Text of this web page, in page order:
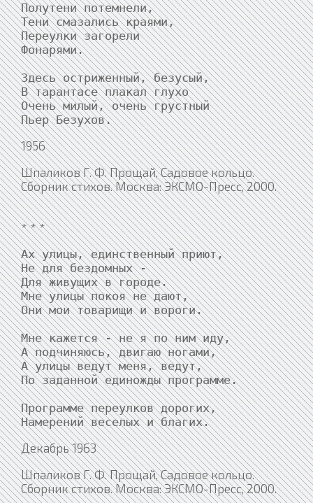
Полутени потемнели,
Тени смазались краями,
Переулки загорели
Фонарями.
Здесь остриженный, безусый,
В тарантасе плакал глухо
Очень милый, очень грустный
Пьер Безухов.
1956
Шпаликов Г. Ф. Прощай, Садовое кольцо.
Сборник стихов. Москва: ЭКСМО-Пресс, 2000.
* * *
Ах улицы, единственный приют,
Не для бездомных -
Для живущих в городе.
Мне улицы покоя не дают,
Они мои товарищи и вороги.
Мне кажется - не я по ним иду,
А подчиняюсь, двигаю ногами,
А улицы ведут меня, ведут,
По заданной единожды программе.
Программе переулков дорогих,
Намерений веселых и благих.
Декабрь 1963
Шпаликов Г. Ф. Прощай, Садовое кольцо.
Сборник стихов. Москва: ЭКСМО-Пресс, 2000.